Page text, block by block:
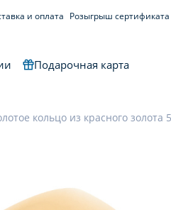
и оплата Розыгрыш сертификата
Подарочная карта
кольцо из красного